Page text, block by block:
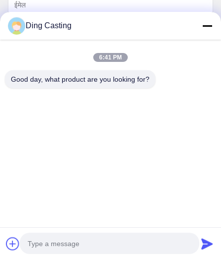
ईमेल भेजें
Ding Casting
6:41 PM
Good day, what product are you looking for?